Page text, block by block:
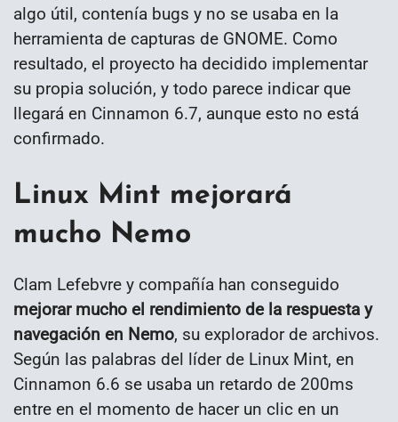
algo útil, contenía bugs y no se usaba en la
herramienta de capturas de GNOME. Como
resultado, el proyecto ha decidido implementar
su propia solución, y todo parece indicar que
llegará en Cinnamon 6.7, aunque esto no está
confirmado.
Linux Mint mejorará
mucho Nemo
Clam Lefebvre y compañía han conseguido
mejorar mucho el rendimiento de la respuesta y
navegación en Nemo, su explorador de archivos.
Según las palabras del líder de Linux Mint, en
Cinnamon 6.6 se usaba un retardo de 200ms
entre en el momento de hacer un clic en un